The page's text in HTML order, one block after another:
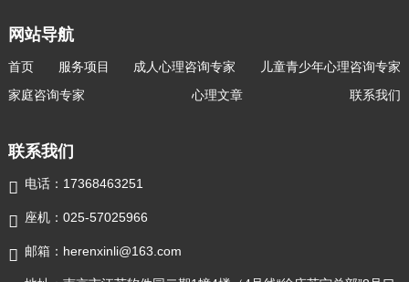
网站导航
首页 服务项目 成人心理咨询专家
儿童青少年心理咨询专家
家庭咨询专家
心理文章 联系我们
联系我们
 电话：17368463251
 座机：025-57025966
 邮箱：herenxinli@163.com